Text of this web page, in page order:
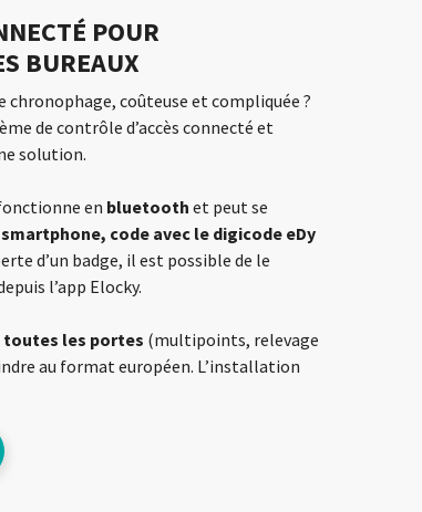
POUR
BUREAUX
chronophage, coûteuse et compliquée ?
de contrôle d’accès connecté et
solution.
en bluetooth et peut se
smartphone, code avec le digicode eDy
d’un badge, il est possible de le
l’app Elocky.
les portes (multipoints, relevage
au format européen. L’installation